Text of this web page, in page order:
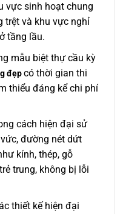
vực sinh hoạt chung
trệt và khu vực nghỉ
tầng lầu.
mẫu biệt thự cầu kỳ
đẹpcó thời gian thi
thiểu đáng kể chi phí
cách hiện đại sử
đường nét dứt
kính, thép, gỗ
trung, không bị lỗi
thiết kế hiện đại